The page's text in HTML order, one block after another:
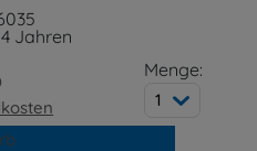
Jahren
Menge:
1